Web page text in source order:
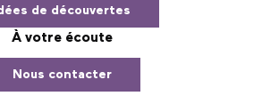
de découvertes
À votre écoute
Nous contacter